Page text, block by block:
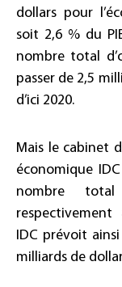
dollars pour
soit 2,6 % du
nombre total
passer de 2,5
d’ici 2020.
Mais le cabinet
économique
nombre total
respectivement
IDC prévoit
milliards de